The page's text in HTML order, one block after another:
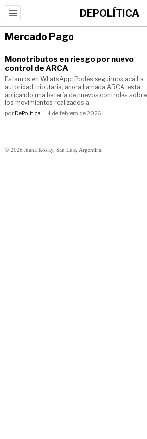
DEPOLÍTICA
Mercado Pago
Monotributos en riesgo por nuevo
control de ARCA
Estamos en WhatsApp: Podés seguirnos acá La
autoridad tributaria, ahora llamada ARCA, está
aplicando una batería de nuevos controles sobre
los movimientos realizados a
por DePolítica 4 de febrero de 2026
© 2026 Juana Koslay, San Luis, Argentina.